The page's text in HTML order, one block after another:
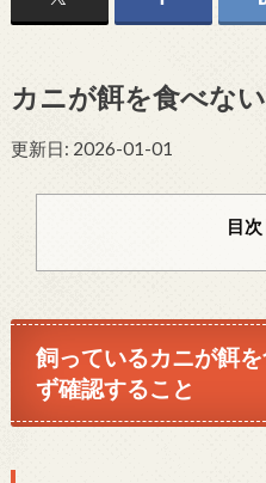
カニが餌を食べな
更新日: 2026-01-01
目次
飼っているカニが餌
ず確認すること